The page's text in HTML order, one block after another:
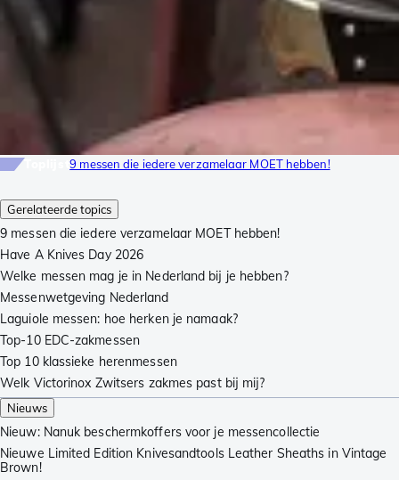
Gerelateerde topics
9 messen die iedere verzamelaar MOET hebben!
Have A Knives Day 2026
Welke messen mag je in Nederland bij je hebben?
Messenwetgeving Nederland
Laguiole messen: hoe herken je namaak?
Top-10 EDC-zakmessen
Top 10 klassieke herenmessen
Welk Victorinox Zwitsers zakmes past bij mij?
Nieuws
Nieuw: Nanuk beschermkoffers voor je messencollectie
Nieuwe Limited Edition Knivesandtools Leather Sheaths in Vintage
Brown!
Toplijst9 messen die iedere verzamelaar MOET hebben!